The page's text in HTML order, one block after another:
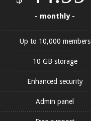
- monthly -
Up to 10,000 members
10 GB storage
Enhanced security
Admin panel